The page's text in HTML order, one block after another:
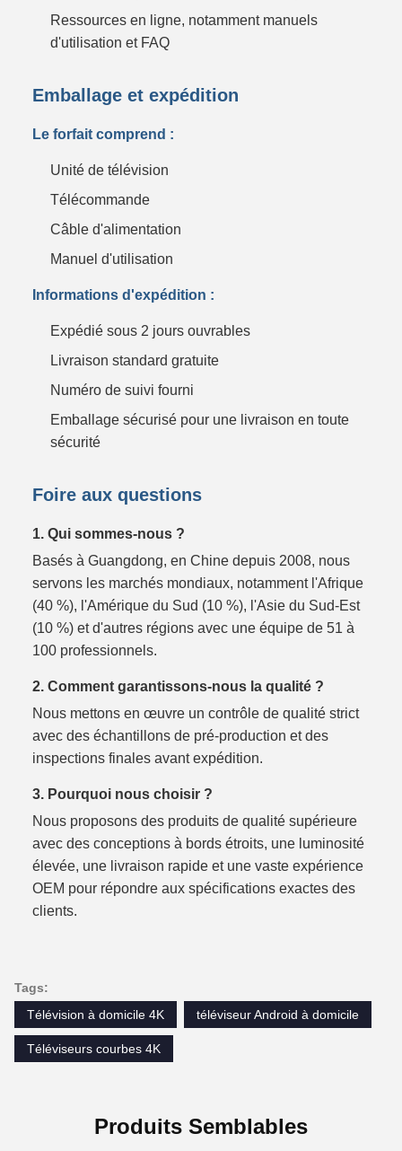
Ressources en ligne, notamment manuels
d'utilisation et FAQ
Emballage et expédition
Le forfait comprend :
Unité de télévision
Télécommande
Câble d'alimentation
Manuel d'utilisation
Informations d'expédition :
Expédié sous 2 jours ouvrables
Livraison standard gratuite
Numéro de suivi fourni
Emballage sécurisé pour une livraison en toute
sécurité
Foire aux questions
1. Qui sommes-nous ?
Basés à Guangdong, en Chine depuis 2008, nous
servons les marchés mondiaux, notamment l'Afrique
(40 %), l'Amérique du Sud (10 %), l'Asie du Sud-Est
(10 %) et d'autres régions avec une équipe de 51 à
100 professionnels.
2. Comment garantissons-nous la qualité ?
Nous mettons en œuvre un contrôle de qualité strict
avec des échantillons de pré-production et des
inspections finales avant expédition.
3. Pourquoi nous choisir ?
Nous proposons des produits de qualité supérieure
avec des conceptions à bords étroits, une luminosité
élevée, une livraison rapide et une vaste expérience
OEM pour répondre aux spécifications exactes des
clients.
Tags:
Télévision à domicile 4K
téléviseur Android à domicile
Téléviseurs courbes 4K
Produits Semblables